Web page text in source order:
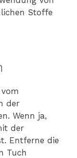
Stoffe
der
Wenn ja,
der
Entferne die
Tuch